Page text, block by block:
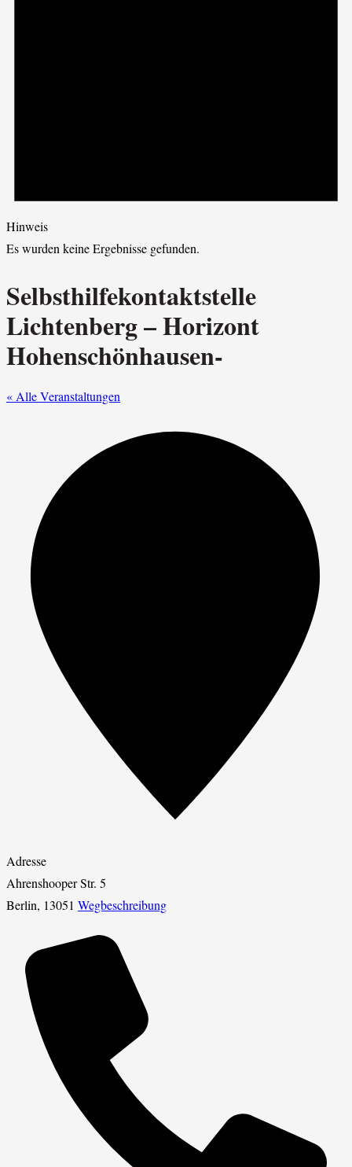
Hinweis
Es wurden keine Ergebnisse gefunden.
Selbsthilfekontaktstelle
Lichtenberg – Horizont
Hohenschönhausen-
« Alle Veranstaltungen
Adresse
Ahrenshooper Str. 5
Berlin, 13051 Wegbeschreibung